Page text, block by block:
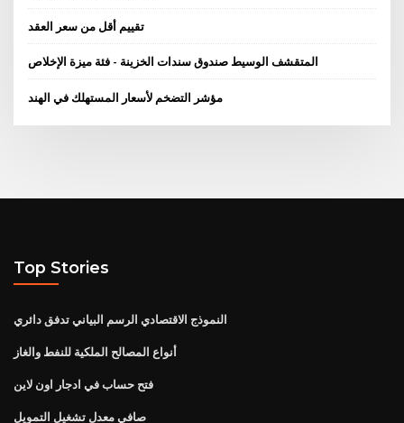
تقييم أقل من سعر العقد
المتقشف الوسيط صندوق سندات الخزينة - فئة ميزة الإخلاص
مؤشر التضخم لأسعار المستهلك في الهند
Top Stories
النموذج الاقتصادي الرسم البياني تدفق دائري
أنواع المصالح الملكية للنفط والغاز
فتح حساب في ادجار اون لاين
صافي معدل تشغيل التمويل